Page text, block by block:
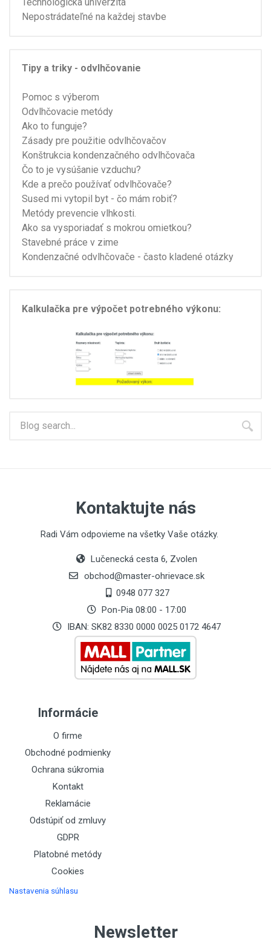
Nepostrádateľné na každej stavbe
Tipy a triky - odvlhčovanie
Pomoc s výberom
Odvlhčovacie metódy
Ako to funguje?
Zásady pre použitie odvlhčovačov
Konštrukcia kondenzačného odvlhčovača
Čo to je vysúšanie vzduchu?
Kde a prečo používať odvlhčovače?
Sused mi vytopil byt - čo mám robiť?
Metódy prevencie vlhkosti.
Ako sa vysporiadať s mokrou omietkou?
Stavebné práce v zime
Kondenzačné odvlhčovače - často kladené otázky
Kalkulačka pre výpočet potrebného výkonu:
Kontaktujte nás
Radi Vám odpovieme na všetky Vaše otázky.
Lučenecká cesta 6, Zvolen
obchod@master-ohrievace.sk
0948 077 327
Pon-Pia 08:00 - 17:00
IBAN: SK82 8330 0000 0025 0172 4647
Informácie
O firme
Obchodné podmienky
Ochrana súkromia
Kontakt
Reklamácie
Odstúpiť od zmluvy
GDPR
Platobné metódy
Cookies
Nastavenia súhlasu
Newsletter